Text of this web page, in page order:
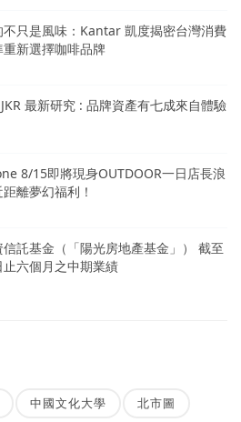
只是風味：Kantar 凱度揭密台灣消費
新選擇咖啡品牌
最新研究 : 品牌資產有七成來自體驗
8/15即將現身OUTDOOR一日店長浪
離夢幻福利！
託基金（「陽光房地產基金」） 截至
六個月之中期業績
中國文化大學 北市圖